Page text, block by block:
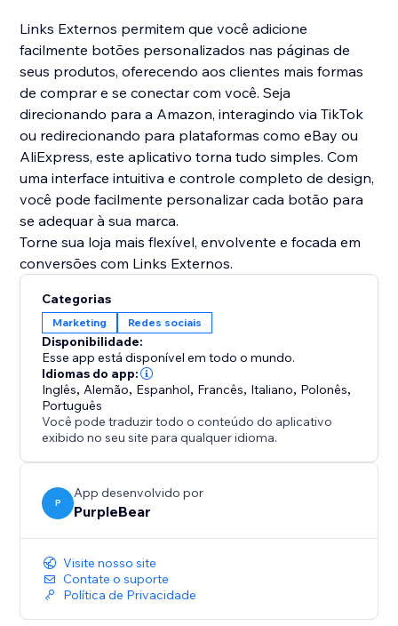
Links Externos permitem que você adicione
facilmente botões personalizados nas páginas de
seus produtos, oferecendo aos clientes mais formas
de comprar e se conectar com você. Seja
direcionando para a Amazon, interagindo via TikTok
ou redirecionando para plataformas como eBay ou
AliExpress, este aplicativo torna tudo simples. Com
uma interface intuitiva e controle completo de design,
você pode facilmente personalizar cada botão para
se adequar à sua marca.
Torne sua loja mais flexível, envolvente e focada em
conversões com Links Externos.
Categorias
Marketing Redes sociais
Disponibilidade:
Esse app está disponível em todo o mundo.
Idiomas do app:
Inglês, Alemão, Espanhol, Francês, Italiano, Polonês,
Português
Você pode traduzir todo o conteúdo do aplicativo
exibido no seu site para qualquer idioma.
P
App desenvolvido por
PurpleBear
Visite nosso site
Contate o suporte
Política de Privacidade